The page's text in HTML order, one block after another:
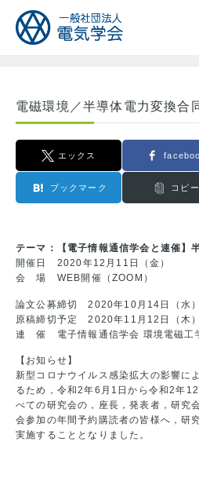
電磁環境／半導体電力変換合
エックス
ブックマーク コピー
テーマ：【電子情報通信学会と連催】
開催日 2020年12月11日（金）
会 場 WEB開催（ZOOM）
論文公募締切 2020年10月14日（水）
原稿締切予定 2020年11月12日（木）
連 催 電子情報通信学会 環境電磁工
【お知らせ】
新型コロナウイルス感染拡大の影響に
るため，令和2年6月1日から令和2年
べての研究会の，座長，発表者，研究
会参加の年間予約購読者の皆様へ，研
実施することとなりました。